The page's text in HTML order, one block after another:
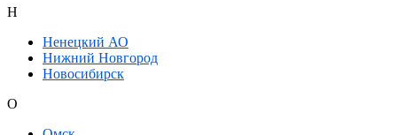
Н
Ненецкий АО
Нижний Новгород
Новосибирск
О